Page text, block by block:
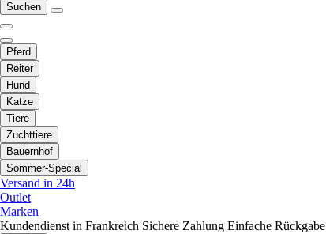
Suchen
Pferd
Reiter
Hund
Katze
Tiere
Zuchttiere
Bauernhof
Sommer-Special
Versand in 24h
Outlet
Marken
Kundendienst in Frankreich Sichere Zahlung Einfache Rückgabe